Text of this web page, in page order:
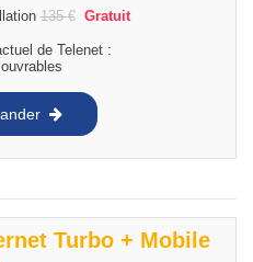
135€ Gratuit
de Telenet :
Turbo + Mobile